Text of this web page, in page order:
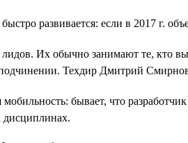
развивается: если в 2017 г.
лидов. Их обычно занимают те,
Техдир Дмитрий
бывает, что
дисциплинах.